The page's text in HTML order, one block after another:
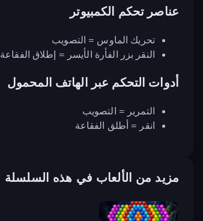
عناصر تحكم الكمبيوتر
تحريك الماوس = التصويب
النقر بزر الفأرة الأيسر = إطلاق الفقاعة
أدوات التحكم عبر الهاتف المحمول
التمرير = التصويب
انقر = أطلق الفقاعة
مزيد من الألعاب في هذه السلسلة